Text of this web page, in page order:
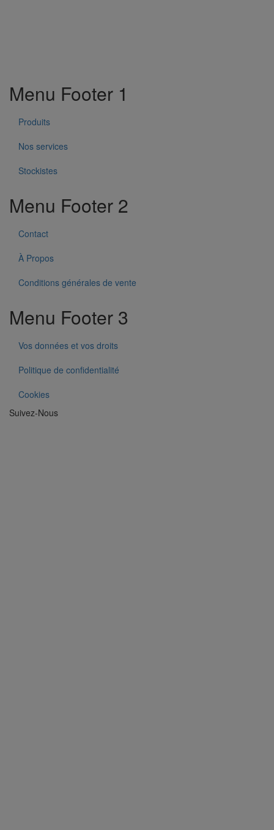
Menu Footer 1
Produits
Nos services
Stockistes
Menu Footer 2
Contact
À Propos
Conditions générales de vente
Menu Footer 3
Vos données et vos droits
Politique de confidentialité
Cookies
Suivez-Nous